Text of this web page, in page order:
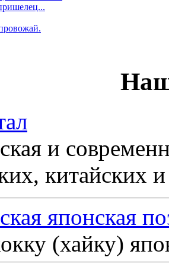
и
китайских
японская
(хайку)